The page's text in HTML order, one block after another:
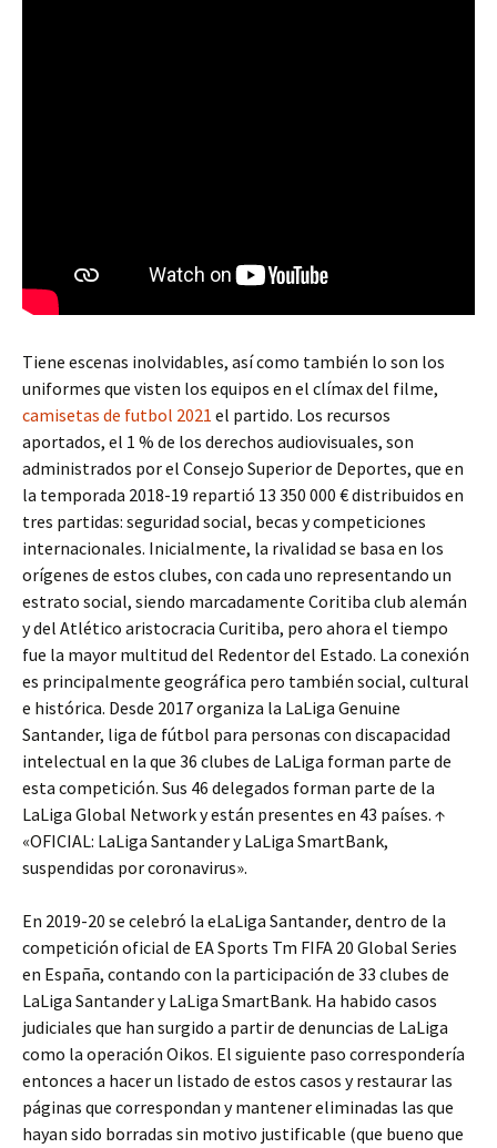
Tiene escenas inolvidables, así como también lo son los
uniformes que visten los equipos en el clímax del filme,
camisetas de futbol 2021 el partido. Los recursos
aportados, el 1 % de los derechos audiovisuales, son
administrados por el Consejo Superior de Deportes, que en
la temporada 2018-19 repartió 13 350 000 € distribuidos en
tres partidas: seguridad social, becas y competiciones
internacionales. Inicialmente, la rivalidad se basa en los
orígenes de estos clubes, con cada uno representando un
estrato social, siendo marcadamente Coritiba club alemán
y del Atlético aristocracia Curitiba, pero ahora el tiempo
fue la mayor multitud del Redentor del Estado. La conexión
es principalmente geográfica pero también social, cultural
e histórica. Desde 2017 organiza la LaLiga Genuine
Santander, liga de fútbol para personas con discapacidad
intelectual en la que 36 clubes de LaLiga forman parte de
esta competición. Sus 46 delegados forman parte de la
LaLiga Global Network y están presentes en 43 países. ↑
«OFICIAL: LaLiga Santander y LaLiga SmartBank,
suspendidas por coronavirus».
En 2019-20 se celebró la eLaLiga Santander, dentro de la
competición oficial de EA Sports Tm FIFA 20 Global Series
en España, contando con la participación de 33 clubes de
LaLiga Santander y LaLiga SmartBank. Ha habido casos
judiciales que han surgido a partir de denuncias de LaLiga
como la operación Oikos. El siguiente paso correspondería
entonces a hacer un listado de estos casos y restaurar las
páginas que correspondan y mantener eliminadas las que
hayan sido borradas sin motivo justificable (que bueno que